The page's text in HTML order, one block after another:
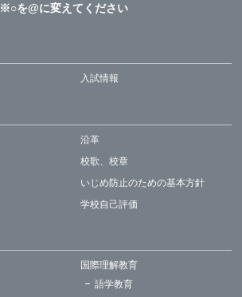
※○を@に変えてください
入試情報
沿革
校歌、校章
いじめ防止のための基本方針
学校自己評価
国際理解教育
語学教育